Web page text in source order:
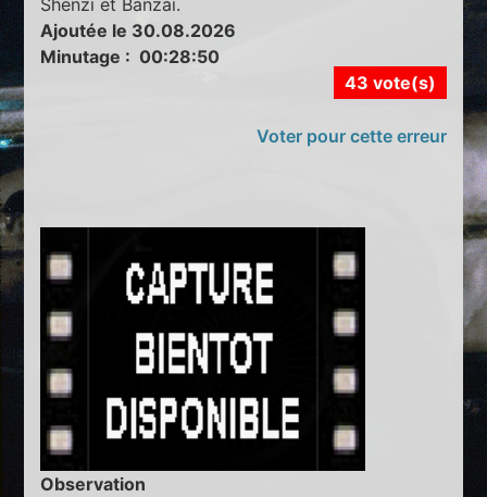
Shenzi et Banzaï.
Ajoutée le 30.08.2026
Minutage : 00:28:50
43 vote(s)
Voter pour cette erreur
Observation